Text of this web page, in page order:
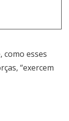
como esses
“exercem